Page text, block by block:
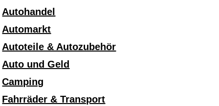
Autohandel
Automarkt
Autoteile & Autozubehör
Auto und Geld
Camping
Fahrräder & Transport